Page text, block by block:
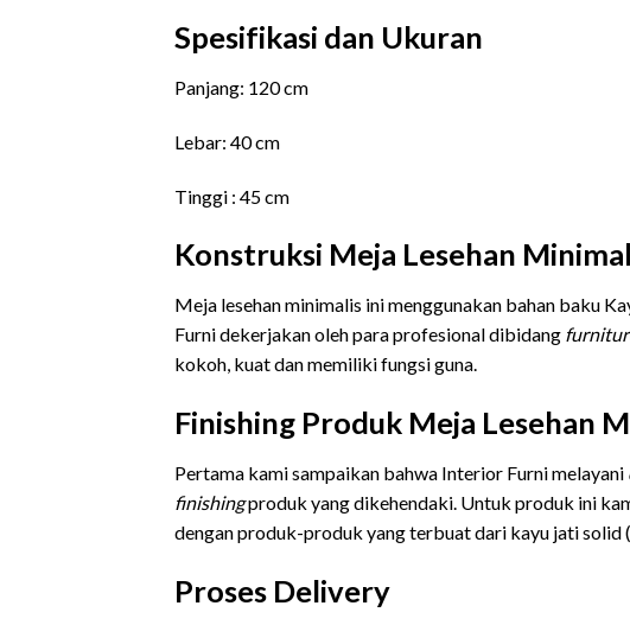
Spesifikasi dan Ukuran
Panjang: 120 cm
Lebar: 40 cm
Tinggi : 45 cm
Konstruksi Meja Lesehan
Meja lesehan minimalis ini menggunakan bahan baku
Furni dekerjakan oleh para profesional dibidang
kokoh, kuat dan memiliki fungsi guna.
Finishing Produk Meja Lesehan
Pertama kami sampaikan bahwa Interior Furni melayani
finishingproduk yang dikehendaki. Untuk produk ini
dengan produk-produk yang terbuat dari kayu jati solid
Proses Delivery